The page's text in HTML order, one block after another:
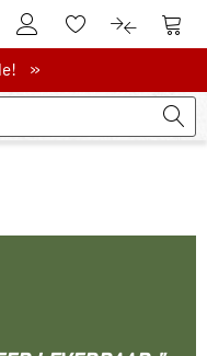
De klantenaccount
Naar deNaar de
»